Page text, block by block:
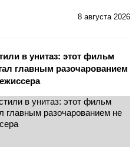
8 августа 2026
в унитаз: этот фильм
главным разочарованием